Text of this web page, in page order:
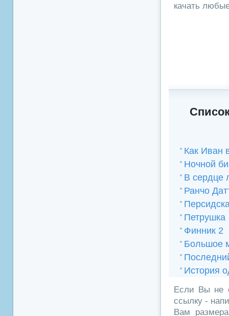
качать
Как Иван
Ночной
В сердце
Ранчо
Петрушка
Финник 2
Большое
История
Если Вы не
ссылку -
Вам